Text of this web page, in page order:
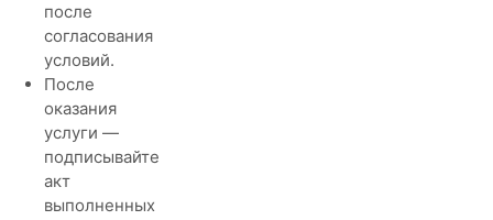
после
согласования
условий.
После
оказания
услуги —
подписывайте
акт
выполненных